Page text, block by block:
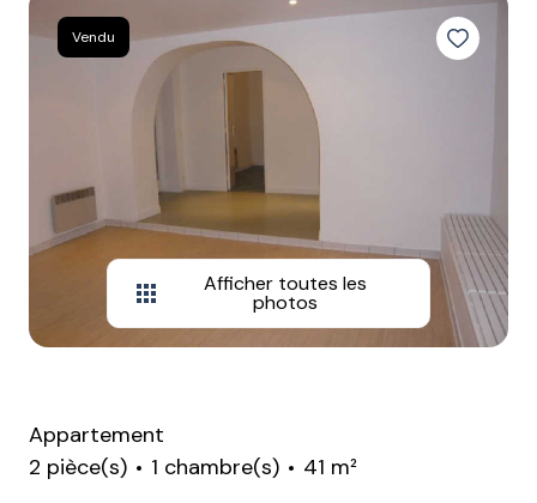
Estimation
Vendu
Afficher toutes les
photos
Appartement
2 pièce(s)
1 chambre(s)
41 m²